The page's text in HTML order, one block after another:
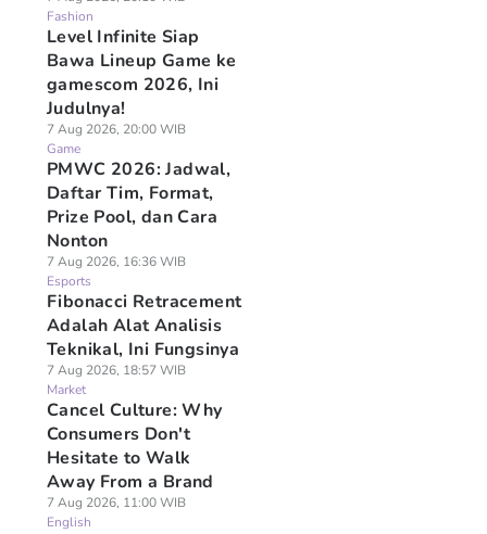
Fashion
Level Infinite Siap
Bawa Lineup Game ke
gamescom 2026, Ini
Judulnya!
7 Aug 2026, 20:00 WIB
Game
PMWC 2026: Jadwal,
Daftar Tim, Format,
Prize Pool, dan Cara
Nonton
7 Aug 2026, 16:36 WIB
Esports
Fibonacci Retracement
Adalah Alat Analisis
Teknikal, Ini Fungsinya
7 Aug 2026, 18:57 WIB
Market
Cancel Culture: Why
Consumers Don't
Hesitate to Walk
Away From a Brand
7 Aug 2026, 11:00 WIB
English